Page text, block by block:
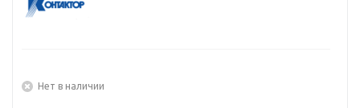
Нет в наличии